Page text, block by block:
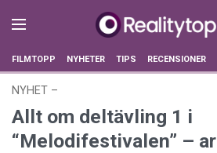
FILMTOPP NYHETER TIPS RECENSIONER
NYHET –
Allt om deltävling 1 i
“Melodifestivalen” –